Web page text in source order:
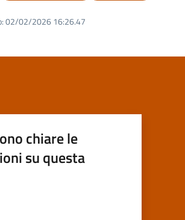
02/02/2026 16:26.47
chiare le
su questa